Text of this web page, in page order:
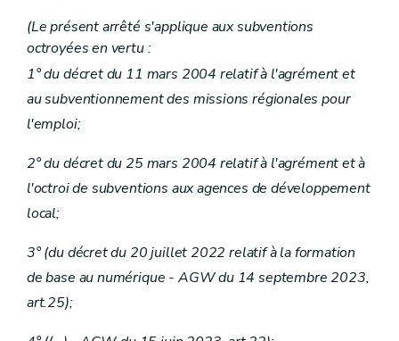
(Le présent arrêté s'applique aux subventions
octroyées en vertu :
1° du décret du 11 mars 2004 relatif à l'agrément et
au subventionnement des missions régionales pour
l'emploi;
2° du décret du 25 mars 2004 relatif à l'agrément et à
l'octroi de subventions aux agences de développement
local;
3° (du décret du 20 juillet 2022 relatif à la formation
de base au numérique - AGW du 14 septembre 2023,
art.25);